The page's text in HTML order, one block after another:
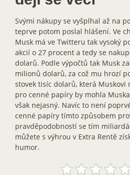
Svými nákupy se vyšplhal až na
teprve potom poslal hlášení. Ve
Musk má ve Twitteru tak vysoký
akcií o 27 procent a tedy se
dolarů. Podle výpočtů tak Musk
milionů dolarů, za což mu hrozí
stovek tisíc dolarů, která Muskovi
pro cenné papíry by mohla
však nejasný. Navíc to není
cenné papíry tímto způsobem
pravděpodobností se tím
můžete s výhrou v Extra Rentě
humor.